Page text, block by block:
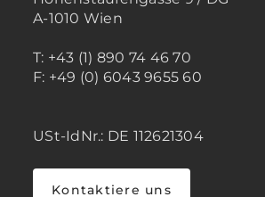
A-1010 Wien
T: +43 (1) 890 74 46 70
F: +49 (0) 6043 9655 60
USt-IdNr.: DE 112621304
Kontaktiere uns